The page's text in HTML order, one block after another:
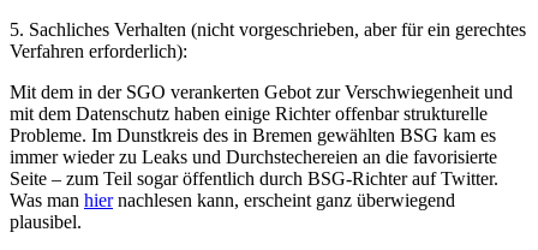
5. Sachliches Verhalten (nicht vorgeschrieben, aber für ein gerechtes
Verfahren erforderlich):
Mit dem in der SGO verankerten Gebot zur Verschwiegenheit und
mit dem Datenschutz haben einige Richter offenbar strukturelle
Probleme. Im Dunstkreis des in Bremen gewählten BSG kam es
immer wieder zu Leaks und Durchstechereien an die favorisierte
Seite – zum Teil sogar öffentlich durch BSG-Richter auf Twitter.
Was man hiernachlesen kann, erscheint ganz überwiegend
plausibel.